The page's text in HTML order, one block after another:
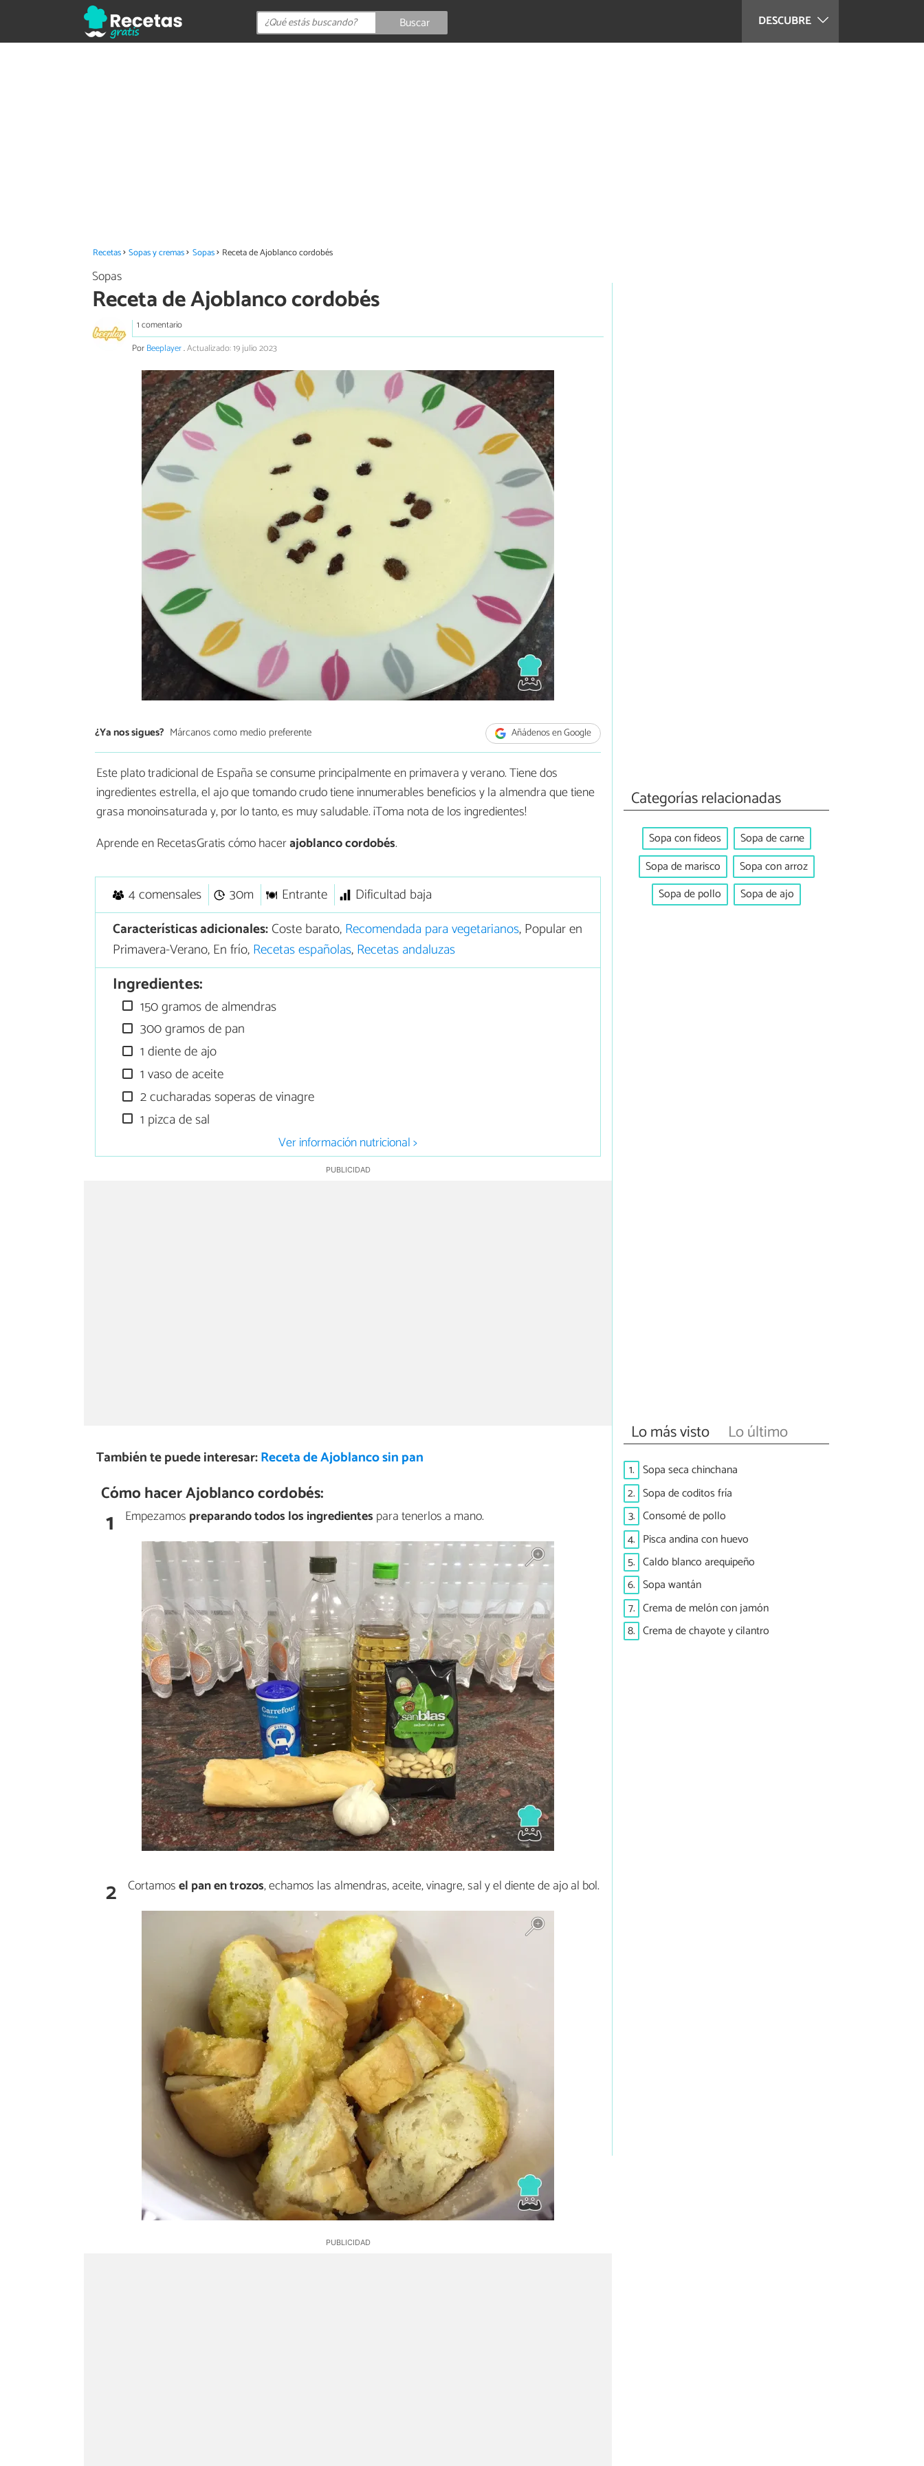
DESCUBRE
Buscar
Recetas Sopas y cremas Sopas Receta de Ajoblanco cordobés
Sopas
Receta de Ajoblanco cordobés
1 comentario
PorBeeplayer.Actualizado: 19 julio 2023
¿Ya nos sigues? Márcanos como medio preferente Añádenos en Google
Este plato tradicional de España se consume principalmente en primavera y verano. Tiene dos
ingredientes estrella, el ajo que tomando crudo tiene innumerables beneficios y la almendra que tiene
grasa monoinsaturada y, por lo tanto, es muy saludable. ¡Toma nota de los ingredientes!
Aprende en RecetasGratis cómo hacerajoblanco cordobés.
4 comensales 30m Entrante
Dificultad baja
Características adicionales:Coste barato,Recomendada para vegetarianos, Popular en
Primavera-Verano, En frío,Recetas españolas,Recetas andaluzas
Ingredientes:
150 gramos de almendras
300 gramos de pan
1 diente de ajo
1 vaso de aceite
2 cucharadas soperas de vinagre
1 pizca de sal
Ver información nutricional >
También te puede interesar:Receta de Ajoblanco sin pan
Cómo hacer Ajoblanco cordobés:
1 Empezamos preparando todos los ingredientes para tenerlos a mano.
2 Cortamosel pan en trozos, echamos las almendras, aceite, vinagre, sal y el diente de ajo al bol.
Categorías relacionadas
Sopa con fideos
Sopa de carne
Sopa de marisco
Sopa con arroz
Sopa de pollo
Sopa de ajo
Lo más visto Lo último
1. Sopa seca chinchana
2. Sopa de coditos fría
3. Consomé de pollo
4. Pisca andina con huevo
5. Caldo blanco arequipeño
6. Sopa wantán
7. Crema de melón con jamón
8. Crema de chayote y cilantro